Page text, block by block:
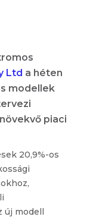
Ltd a héten
modellek
piaci
20,9%-os
új modell